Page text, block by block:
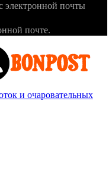
электронной почты
почте.
и очаровательных